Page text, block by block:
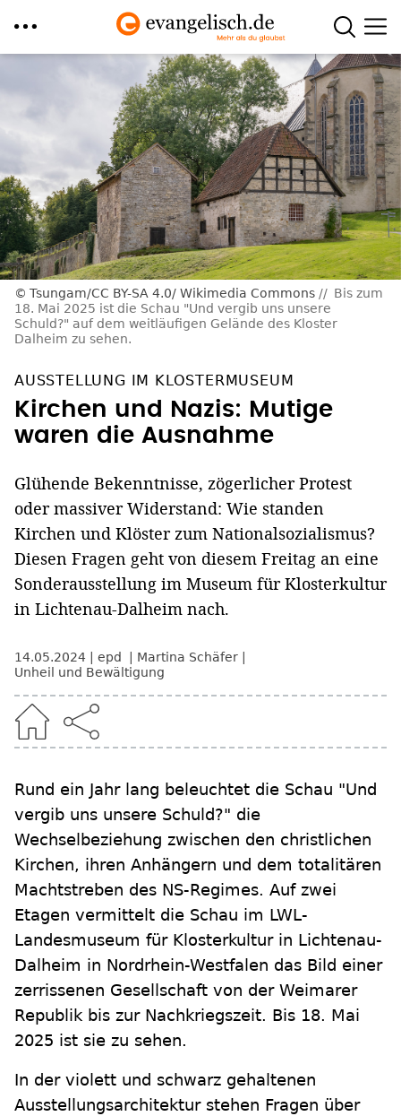
zum
Inhalt
Tsungam/CC BY-SA 4.0/ Wikimedia Commons
Bis zum
18. Mai 2025 ist die Schau "Und vergib uns unsere
Schuld?" auf dem weitläufigen Gelände des Kloster
Dalheim zu sehen.
AUSSTELLUNG IM KLOSTERMUSEUM
Kirchen und Nazis: Mutige
waren die Ausnahme
Glühende Bekenntnisse, zögerlicher Protest
oder massiver Widerstand: Wie standen
Kirchen und Klöster zum Nationalsozialismus?
Diesen Fragen geht von diesem Freitag an eine
Sonderausstellung im Museum für Klosterkultur
in Lichtenau-Dalheim nach.
14.05.2024 epd
Martina Schäfer
Unheil und Bewältigung
Rund ein Jahr lang beleuchtet die Schau "Und
vergib uns unsere Schuld?" die
Wechselbeziehung zwischen den christlichen
Kirchen, ihren Anhängern und dem totalitären
Machtstreben des NS-Regimes. Auf zwei
Etagen vermittelt die Schau im LWL-
Landesmuseum für Klosterkultur in Lichtenau-
Dalheim in Nordrhein-Westfalen das Bild einer
zerrissenen Gesellschaft von der Weimarer
Republik bis zur Nachkriegszeit. Bis 18. Mai
2025 ist sie zu sehen.
In der violett und schwarz gehaltenen
Ausstellungsarchitektur stehen Fragen über